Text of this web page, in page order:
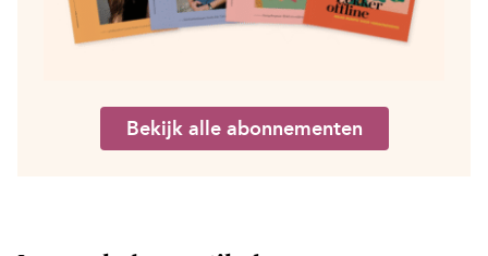
Bekijk alle abonnementen